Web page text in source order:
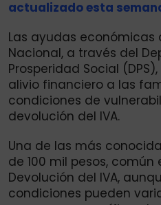
actualizado esta
Las ayudas económicas
Nacional, a través del
Prosperidad Social
alivio financiero a las
condiciones de
devolución del IVA.
Una de las más
de 100 mil pesos,
Devolución del IVA,
condiciones pueden